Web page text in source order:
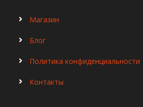
Магазин
Блог
Политика конфиденциальности
Контакты